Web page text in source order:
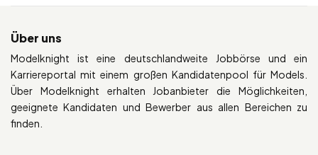
Über uns
Modelknight ist eine deutschlandweite Jobbörse und ein
Karriereportal mit einem großen Kandidatenpool für Models.
Über Modelknight erhalten Jobanbieter die Möglichkeiten,
geeignete Kandidaten und Bewerber aus allen Bereichen zu
finden.